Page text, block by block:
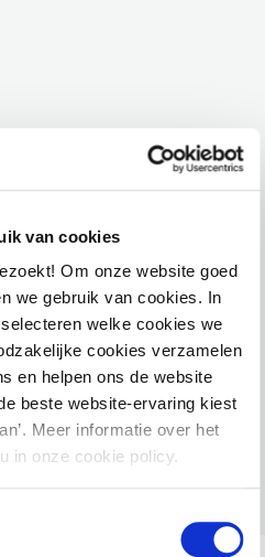
van cookies
Om onze website goed
we gebruik van cookies. In
welke cookies we
cookies verzamelen
en helpen ons de website
beste website-ervaring kiest
Meer informatie over het
in onze cookie policy.